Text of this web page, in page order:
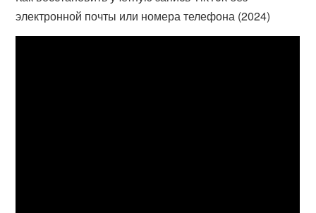
электронной почты или номера телефона (2024)